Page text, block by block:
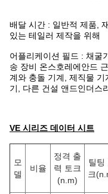
배달 시간 : 일반적 제품,
있는 테일러 제작을 위해
어플리케이션 필드 : 채굴
송 장비 온스호레에안드
계와 충돌 기계, 제직물
기, 다른 건설 앤드인더스
VE 시리즈 데이터 시트
모
델
비율
정격 출
력 토크
(n.m)
틸팅
크